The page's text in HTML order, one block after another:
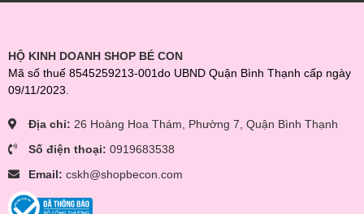
HỘ KINH DOANH SHOP BÉ CON
Mã số thuế 8545259213-001do UBND Quận Bình Thạnh cấp ngày
09/11/2023.
Địa chỉ: 26 Hoàng Hoa Thám, Phường 7, Quận Bình Thạnh
Số điện thoại: 0919683538
Email: cskh@shopbecon.com